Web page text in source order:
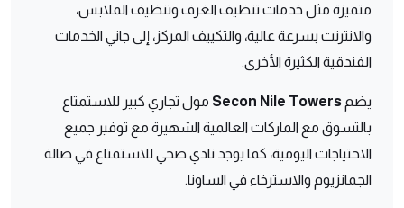
متميزة مثل خدمات تنظيف الغرف وتنظيف الملابس،
والانترنت بسرعة عالية، والتكييف المركز، إلى جاني الخدمات
الفندقية الكثيرة الأخرى.
يضم Secon Nile Towers مول تجاري كبير للاستمتاع
بالتسوق مع الماركات العالمية الشهيرة مع توفير جميع
الاحتياجات اليومية، كما يوجد نادي صحي للاستمتاع في صالة
الجمانزيوم والاسترخاء في الساونا.